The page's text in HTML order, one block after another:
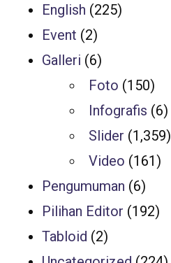
English (225)
Event (2)
Galleri (6)
Foto (150)
Infografis (6)
Slider (1,359)
Video (161)
Pengumuman (6)
Pilihan Editor (192)
Tabloid (2)